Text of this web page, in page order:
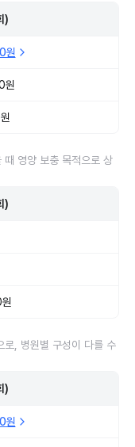
)
원
원
때 영양 보충 목적으로 상
)
로, 병원별 구성이 다를 수
)
원